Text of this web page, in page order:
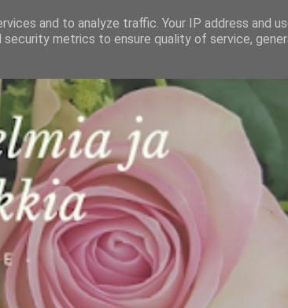
and to analyze traffic. Your IP address and
metrics to ensure quality of service,